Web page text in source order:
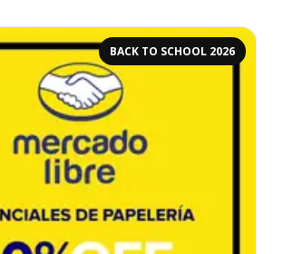
BACK TO SCHOOL 2026